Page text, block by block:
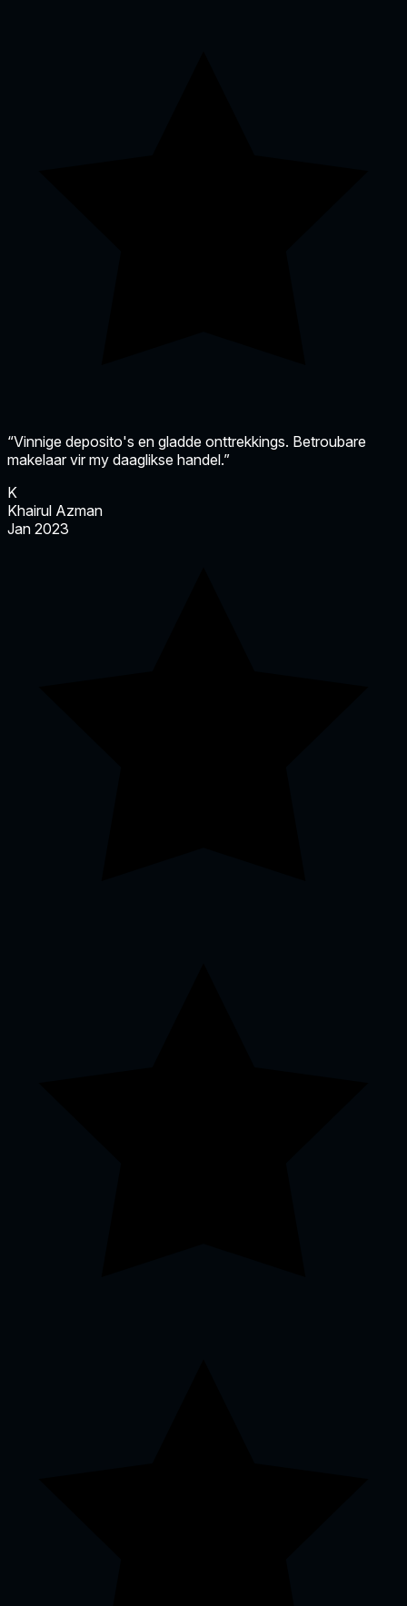
“Vinnige deposito's en gladde onttrekkings. Betroubare
makelaar vir my daaglikse handel.”
K
Khairul Azman
Jan 2023